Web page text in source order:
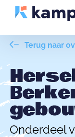
Terug naar
Onderdeel